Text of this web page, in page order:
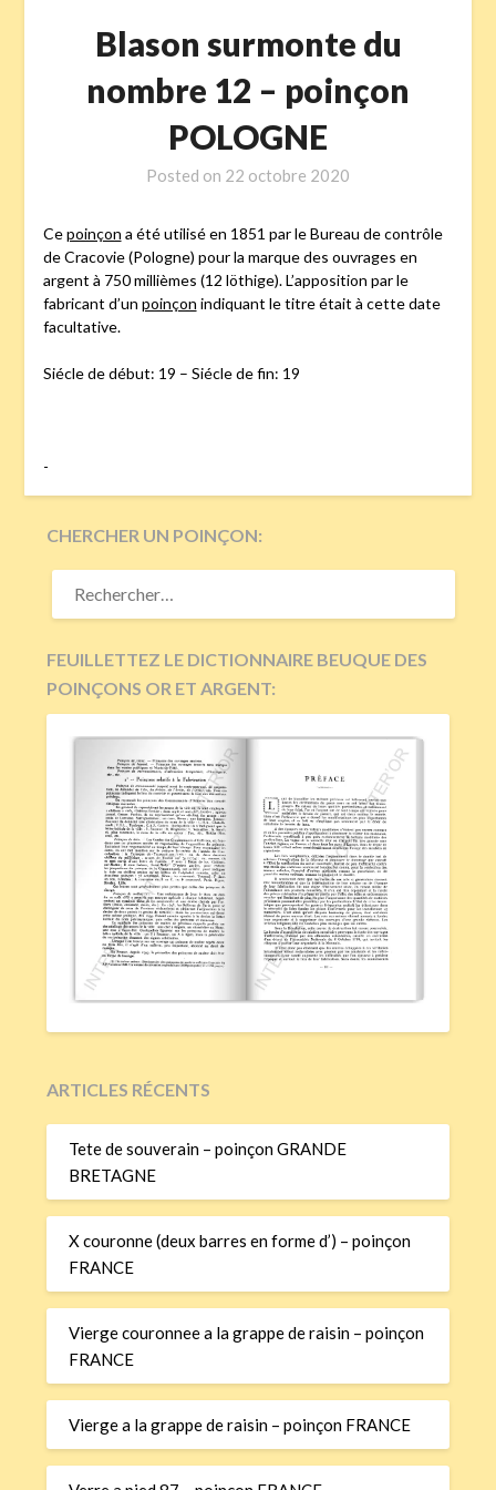
Blason surmonte du
nombre 12 – poinçon
POLOGNE
Posted on 22 octobre 2020
Cepoinçon a été utilisé en 1851 par le Bureau de contrôle
de Cracovie (Pologne) pour la marque des ouvrages en
argent à 750 millièmes (12 löthige). L’apposition par le
fabricant d’un poinçon indiquant le titre était à cette date
facultative.
Siécle de début: 19 – Siécle de fin: 19
-
CHERCHER UN POINÇON:
RECHERCHER :
FEUILLETTEZ LE DICTIONNAIRE BEUQUE DES
POINÇONS OR ET ARGENT:
ARTICLES RÉCENTS
Tete de souverain – poinçon GRANDE
BRETAGNE
X couronne (deux barres en forme d’) – poinçon
FRANCE
Vierge couronnee a la grappe de raisin – poinçon
FRANCE
Vierge a la grappe de raisin – poinçon FRANCE